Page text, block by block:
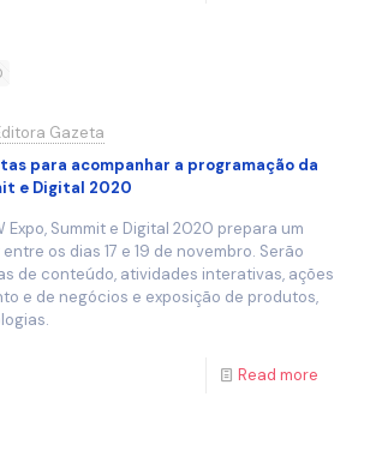
Gazeta
para acompanhar a programação da
e Digital 2020
Expo, Summit e Digital 2020 prepara um
os dias 17 e 19 de novembro. Serão
de conteúdo, atividades interativas, ações
e de negócios e exposição de produtos,
Read more